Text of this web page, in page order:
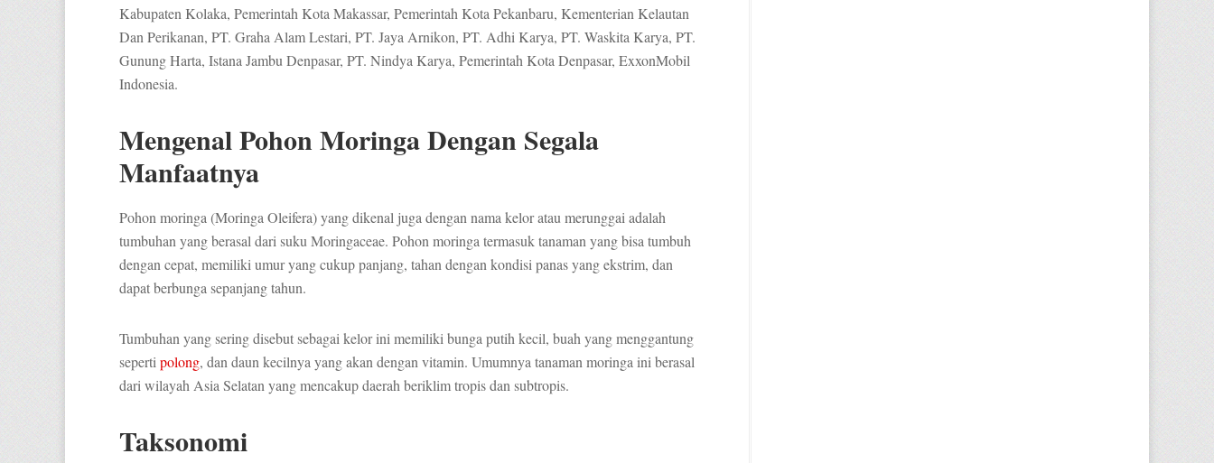
Kabupaten Kolaka, Pemerintah Kota Makassar, Pemerintah Kota Pekanbaru, Kementerian Kelautan
Dan Perikanan, PT. Graha Alam Lestari, PT. Jaya Arnikon, PT. Adhi Karya, PT. Waskita Karya, PT.
Gunung Harta, Istana Jambu Denpasar, PT. Nindya Karya, Pemerintah Kota Denpasar, ExxonMobil
Indonesia.
Mengenal Pohon Moringa Dengan Segala
Manfaatnya
Pohon moringa (Moringa Oleifera) yang dikenal juga dengan nama kelor atau merunggai adalah
tumbuhan yang berasal dari suku Moringaceae. Pohon moringa termasuk tanaman yang bisa tumbuh
dengan cepat, memiliki umur yang cukup panjang, tahan dengan kondisi panas yang ekstrim, dan
dapat berbunga sepanjang tahun.
Tumbuhan yang sering disebut sebagai kelor ini memiliki bunga putih kecil, buah yang menggantung
seperti polong, dan daun kecilnya yang akan dengan vitamin. Umumnya tanaman moringa ini berasal
dari wilayah Asia Selatan yang mencakup daerah beriklim tropis dan subtropis.
Taksonomi